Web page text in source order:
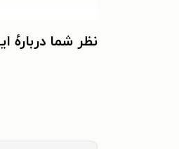
زویا پیرزاد در
هریک با نگاهی
معناداری را شکل
نظر شما دربارهٔ